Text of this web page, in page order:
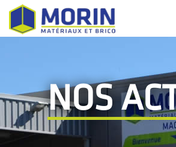
NOS